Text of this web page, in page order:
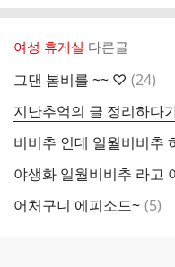
여성 휴게실 다른글
그댄 봄비를 ~~ ♡ 댓
(24)
지난추억의 글 정리하다
비비추 인데 일월비비추
야생화 일월비비추 라고
어처구니 에피소드~ 댓
(5)